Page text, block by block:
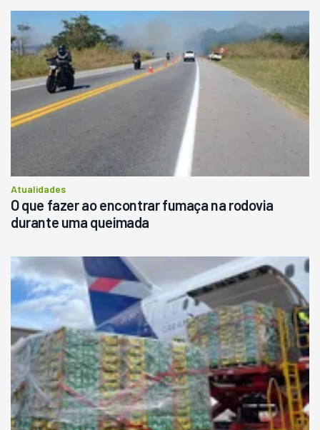
Atualidades
O que fazer ao encontrar fumaça na rodovia
durante uma queimada